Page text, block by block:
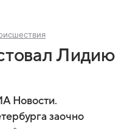
Лидию
Новости.
заочно